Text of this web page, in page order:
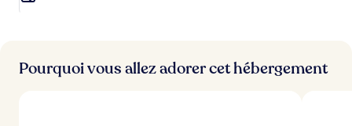
v
Pourquoi vous allez adorer cet hébergement